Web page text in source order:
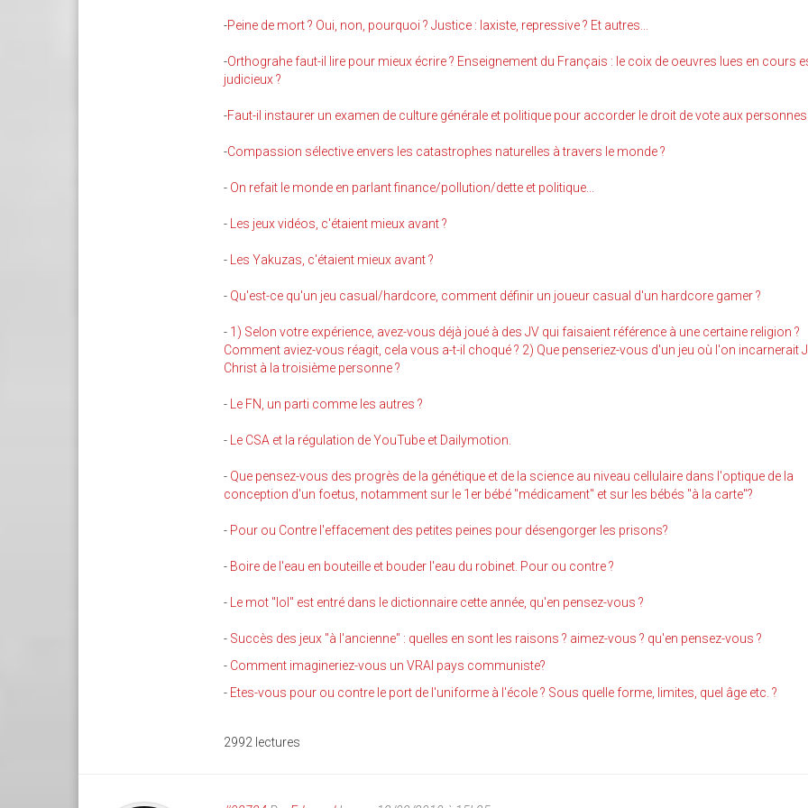
-Peine de mort ? Oui, non, pourquoi ? Justice : laxiste, repressive ? Et autres...
-Orthograhe faut-il lire pour mieux écrire ? Enseignement du Français : le coix de oeuvres lues en cours
judicieux ?
-Faut-il instaurer un examen de culture générale et politique pour accorder le droit de vote aux personnes
-Compassion sélective envers les catastrophes naturelles à travers le monde ?
- On refait le monde en parlant finance/pollution/dette et politique...
- Les jeux vidéos, c'étaient mieux avant ?
- Les Yakuzas, c'étaient mieux avant ?
- Qu'est-ce qu'un jeu casual/hardcore, comment définir un joueur casual d'un hardcore gamer ?
- 1) Selon votre expérience, avez-vous déjà joué à des JV qui faisaient référence à une certaine religion ?
Comment aviez-vous réagit, cela vous a-t-il choqué ? 2) Que penseriez-vous d'un jeu où l'on incarnerait
Christ à la troisième personne ?
- Le FN, un parti comme les autres ?
- Le CSA et la régulation de YouTube et Dailymotion.
- Que pensez-vous des progrès de la génétique et de la science au niveau cellulaire dans l'optique de la
conception d'un foetus, notamment sur le 1er bébé "médicament" et sur les bébés "à la carte"?
- Pour ou Contre l'effacement des petites peines pour désengorger les prisons?
- Boire de l'eau en bouteille et bouder l'eau du robinet. Pour ou contre ?
- Le mot "lol" est entré dans le dictionnaire cette année, qu'en pensez-vous ?
- Succès des jeux "à l'ancienne" : quelles en sont les raisons ? aimez-vous ? qu'en pensez-vous ?
- Comment imagineriez-vous un VRAI pays communiste?
- Etes-vous pour ou contre le port de l'uniforme à l'école ? Sous quelle forme, limites, quel âge etc. ?
2992 lectures